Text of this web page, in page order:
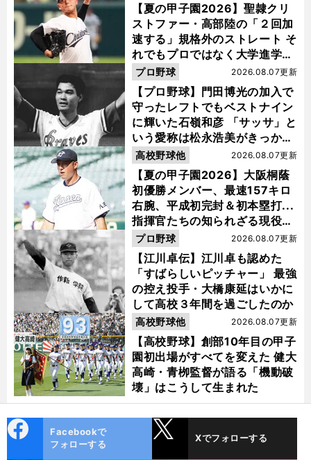
【夏の甲子園2026】聖隷クリ
ストファー・高部陸の「２回加
速する」規格外のストレート そ
れでもプロではなく大学進学を
選ぶ理由
【プロ野球】門田博光の加入で
守ったレフトでもベストナイン
に輝いた石嶺和彦 「サッサ」と
いう愛称は松永浩美がきっか
け？
2026.08.07更新
プロ野球
【夏の甲子園2026】大阪桐蔭
初優勝メンバー、最速157キロ
右腕、平成初完封＆初本塁打...
指揮官たちの知られざる現役時
代
2026.08.07更新
高校野球他
【江川卓伝】江川卓も認めた
「すばらしいピッチャー」 最強
の控え投手・大橋康延はいかに
して高校３年間を過ごしたのか
2026.08.07更新
プロ野球
【高校野球】創部10年目の甲子
園初出場がすべてを変えた 健大
高崎・青栁監督が語る「機動破
壊」はこうして生まれた
2026.08.07更新
高校野球他
ok
Facebookで
フォローする
Xでフォローする